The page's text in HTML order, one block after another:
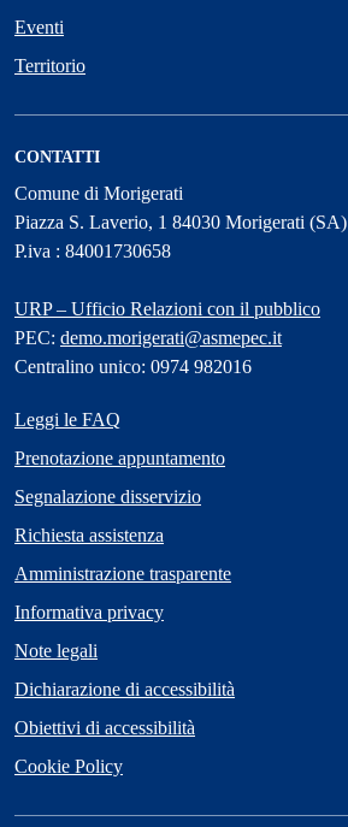
Eventi
Territorio
CONTATTI
Comune di Morigerati
Piazza S. Laverio, 1 84030 Morigerati (SA)
P.iva : 84001730658
URP – Ufficio Relazioni con il pubblico
PEC: demo.morigerati@asmepec.it
Centralino unico: 0974 982016
Leggi le FAQ
Prenotazione appuntamento
Segnalazione disservizio
Richiesta assistenza
Amministrazione trasparente
Informativa privacy
Note legali
Dichiarazione di accessibilità
Obiettivi di accessibilità
Cookie Policy